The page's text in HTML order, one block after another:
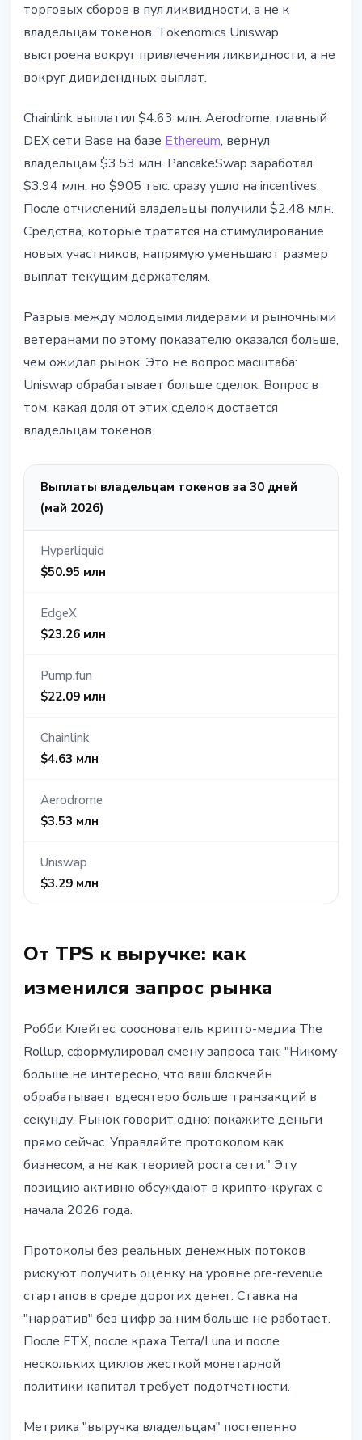
торговых сборов в пул ликвидности, а не к
владельцам токенов. Tokenomics Uniswap
выстроена вокруг привлечения ликвидности, а не
вокруг дивидендных выплат.
Chainlink выплатил $4.63 млн. Aerodrome, главный
DEX сети Base на базе Ethereum, вернул
владельцам $3.53 млн. PancakeSwap заработал
$3.94 млн, но $905 тыс. сразу ушло на incentives.
После отчислений владельцы получили $2.48 млн.
Средства, которые тратятся на стимулирование
новых участников, напрямую уменьшают размер
выплат текущим держателям.
Разрыв между молодыми лидерами и рыночными
ветеранами по этому показателю оказался больше,
чем ожидал рынок. Это не вопрос масштаба:
Uniswap обрабатывает больше сделок. Вопрос в
том, какая доля от этих сделок достается
владельцам токенов.
Выплаты владельцам токенов за 30 дней
(май 2026)
Hyperliquid
$50.95 млн
EdgeX
$23.26 млн
Pump.fun
$22.09 млн
Chainlink
$4.63 млн
Aerodrome
$3.53 млн
Uniswap
$3.29 млн
От TPS к выручке: как
изменился запрос рынка
Робби Клейгес, сооснователь крипто-медиа The
Rollup, сформулировал смену запроса так: "Никому
больше не интересно, что ваш блокчейн
обрабатывает вдесятеро больше транзакций в
секунду. Рынок говорит одно: покажите деньги
прямо сейчас. Управляйте протоколом как
бизнесом, а не как теорией роста сети." Эту
позицию активно обсуждают в крипто-кругах с
начала 2026 года.
Протоколы без реальных денежных потоков
рискуют получить оценку на уровне pre-revenue
стартапов в среде дорогих денег. Ставка на
"нарратив" без цифр за ним больше не работает.
После FTX, после краха Terra/Luna и после
нескольких циклов жесткой монетарной
политики капитал требует подотчетности.
Метрика "выручка владельцам" постепенно